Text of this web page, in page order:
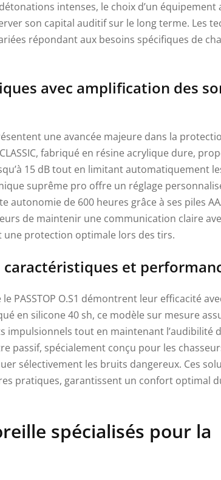
intenses, le choix d’un équipement
son capital auditif sur le long terme. Les
répondant aux besoins spécifiques de
avec amplification des
une avancée majeure dans la
fabriqué en résine acrylique dure,
15 dB tout en limitant automatiquement
suprême pro offre un réglage
autonomie de 600 heures grâce à ses piles
de maintenir une communication claire
protection optimale lors des tirs.
caractéristiques et
PASSTOP O.S1 démontrent leur efficacité
en silicone 40 sh, ce modèle sur mesure
tout en maintenant l’audibilité
passif, spécialement conçu pour les
sélectivement les bruits dangereux. Ces
pratiques, garantissent un confort optimal
spécialisés pour la